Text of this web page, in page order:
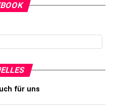
für uns